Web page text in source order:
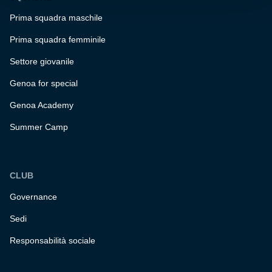
Prima squadra maschile
Prima squadra femminile
Settore giovanile
Genoa for special
Genoa Academy
Summer Camp
CLUB
Governance
Sedi
Responsabilità sociale